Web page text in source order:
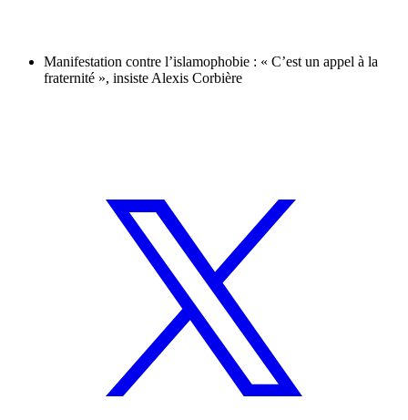
Manifestation contre l’islamophobie : « C’est un appel à la
fraternité », insiste Alexis Corbière